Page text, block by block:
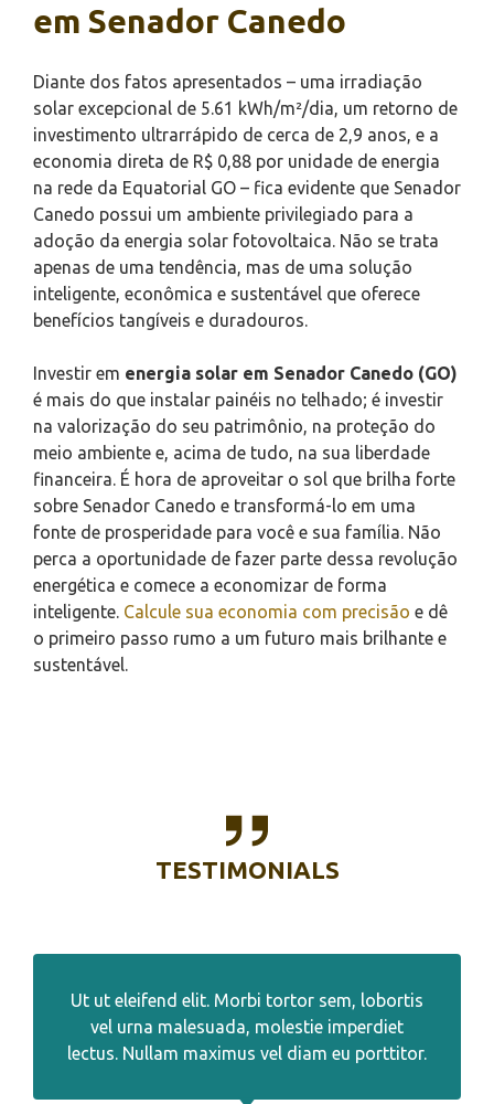
em Senador Canedo
Diante dos fatos apresentados – uma irradiação
solar excepcional de 5.61 kWh/m²/dia, um retorno de
investimento ultrarrápido de cerca de 2,9 anos, e a
economia direta de R$ 0,88 por unidade de energia
na rede da Equatorial GO – fica evidente que Senador
Canedo possui um ambiente privilegiado para a
adoção da energia solar fotovoltaica. Não se trata
apenas de uma tendência, mas de uma solução
inteligente, econômica e sustentável que oferece
benefícios tangíveis e duradouros.
Investir em energia solar em Senador Canedo (GO)
é mais do que instalar painéis no telhado; é investir
na valorização do seu patrimônio, na proteção do
meio ambiente e, acima de tudo, na sua liberdade
financeira. É hora de aproveitar o sol que brilha forte
sobre Senador Canedo e transformá-lo em uma
fonte de prosperidade para você e sua família. Não
perca a oportunidade de fazer parte dessa revolução
energética e comece a economizar de forma
inteligente. Calcule sua economia com precisão e dê
o primeiro passo rumo a um futuro mais brilhante e
sustentável.
TESTIMONIALS
Ut ut eleifend elit. Morbi tortor sem, lobortis
vel urna malesuada, molestie imperdiet
lectus. Nullam maximus vel diam eu porttitor.